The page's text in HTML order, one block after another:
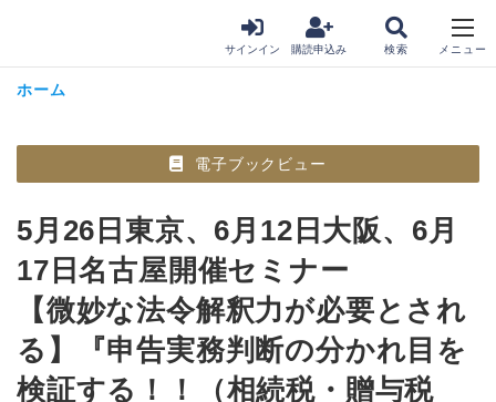
サインイン 購読申込み
ホーム
電子ブックビュー
5月26日東京、6月12日大阪、6月
17日名古屋開催セミナー
【微妙な法令解釈力が必要とされ
る】『申告実務判断の分かれ目を
検証する！！（相続税・贈与税